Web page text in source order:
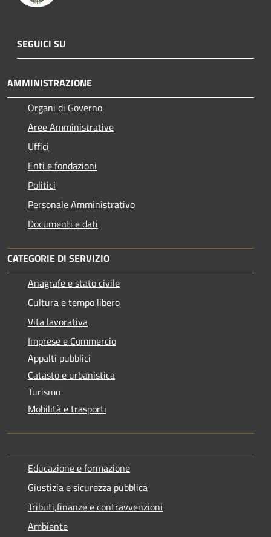
SEGUICI SU
AMMINISTRAZIONE
Organi di Governo
Aree Amministrative
Uffici
Enti e fondazioni
Politici
Personale Amministrativo
Documenti e dati
CATEGORIE DI SERVIZIO
Anagrafe e stato civile
Cultura e tempo libero
Vita lavorativa
Imprese e Commercio
Appalti pubblici
Catasto e urbanistica
Turismo
Mobilità e trasporti
Educazione e formazione
Giustizia e sicurezza pubblica
Tributi,finanze e contravvenzioni
Ambiente